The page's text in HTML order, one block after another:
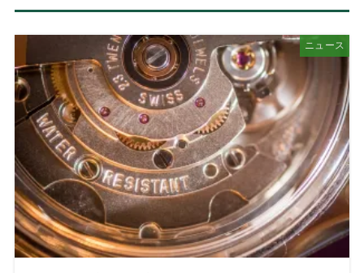
ニュース